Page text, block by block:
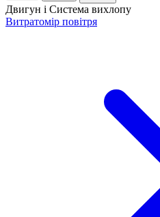
Двигун і Система вихлопу
Витратомір повітря